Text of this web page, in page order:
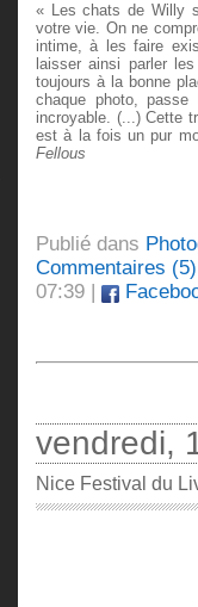
« Les chats de Willy
votre vie. On ne
intime, à les faire
laisser ainsi parler
toujours à la bonne
chaque photo,
incroyable. (...) Cette
est à la fois un pur
Fellous
Publié dans
Commentaires (5)
07:39 |
vendredi,
Nice Festival du